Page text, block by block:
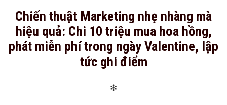
Chiến thuật Marketing nhẹ nhàng mà
hiệu quả: Chi 10 triệu mua hoa hồng,
phát miễn phí trong ngày Valentine, lập
tức ghi điểm
✻